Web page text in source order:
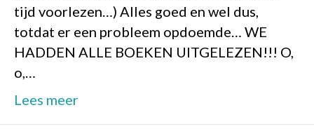
tijd voorlezen…) Alles goed en wel dus,
totdat er een probleem opdoemde… WE
HADDEN ALLE BOEKEN UITGELEZEN!!! O,
o,…
Lees meer